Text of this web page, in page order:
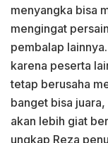
menyangka bisa
mengingat
pembalap
karena peserta
tetap berusaha
banget bisa
akan lebih giat
ungkap Reza